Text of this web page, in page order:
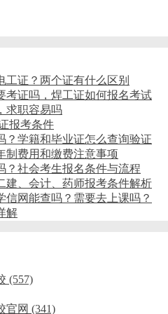
工证？两个证有什么区别
考证吗，焊工证如何报名考试
求职容易吗
报考条件
？学籍和毕业证怎么查询验证
制费用和缴费注意事项
？社会考生报名条件与流程
建、会计、药师报考条件解析
信网能查吗？需要去上课吗？
解
(557)
官网 (341)